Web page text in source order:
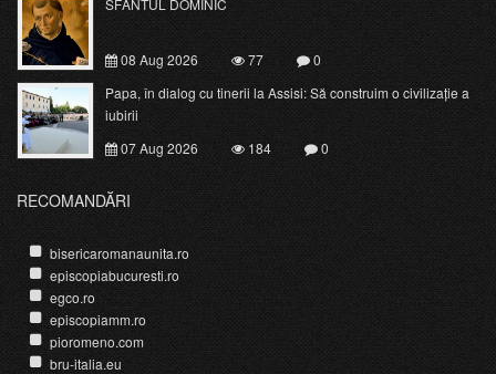
08 Aug 2026 77
0
Papa, în dialog cu tinerii la Assisi: Să construim o civilizație a
iubirii
07 Aug 2026
184 0
RECOMANDĂRI
bisericaromanaunita.ro
episcopiabucuresti.ro
egco.ro
episcopiamm.ro
pioromeno.com
bru-italia.eu